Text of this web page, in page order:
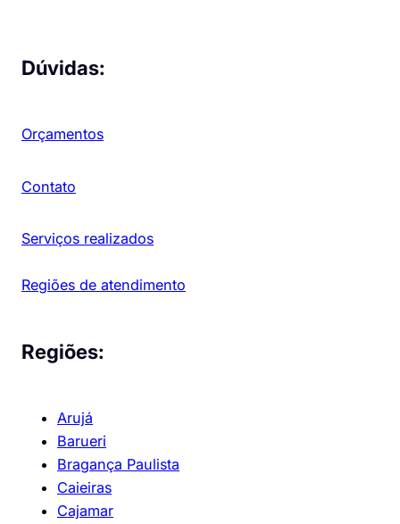
Dúvidas:
Orçamentos
Contato
Serviços realizados
Regiões de atendimento
Regiões:
Arujá
Barueri
Bragança Paulista
Caieiras
Cajamar